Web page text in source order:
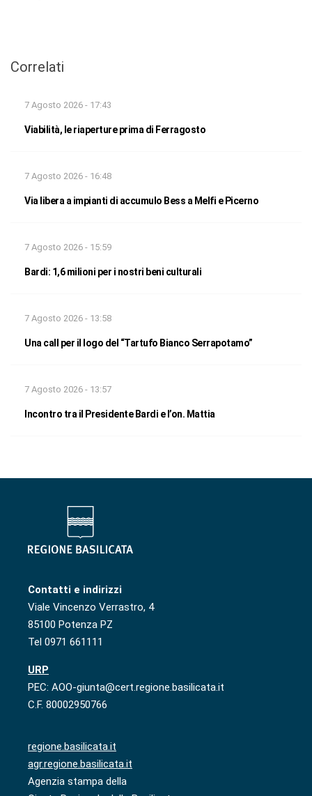
Correlati
7 Agosto 2026 - 17:43
Viabilità, le riaperture prima di Ferragosto
7 Agosto 2026 - 16:48
Via libera a impianti di accumulo Bess a Melfi e Picerno
7 Agosto 2026 - 15:59
Bardi: 1,6 milioni per i nostri beni culturali
7 Agosto 2026 - 13:58
Una call per il logo del “Tartufo Bianco Serrapotamo”
7 Agosto 2026 - 13:57
Incontro tra il Presidente Bardi e l’on. Mattia
Contatti e indirizzi
Viale Vincenzo Verrastro, 4
85100 Potenza PZ
Tel 0971 661111
URP
PEC: AOO-giunta@cert.regione.basilicata.it
C.F. 80002950766
regione.basilicata.it
agr.regione.basilicata.it
Agenzia stampa della